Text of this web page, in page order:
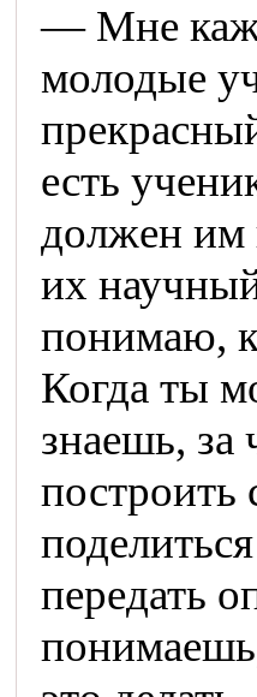
— Мне
молодые
есть
должен им
их
понимаю,
Когда ты
знаешь, за
построить
передать